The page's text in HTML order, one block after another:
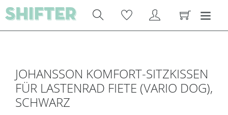
JOHANSSON KOMFORT-SITZKISSEN
FÜR LASTENRAD FIETE (VARIO DOG),
SCHWARZ